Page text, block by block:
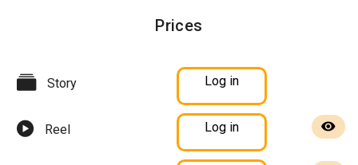
Prices
Story Log in
Reel Log in